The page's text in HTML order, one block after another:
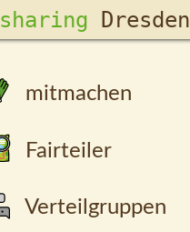
sharing Dresden
mitmachen
Fairteiler
Verteilgruppen